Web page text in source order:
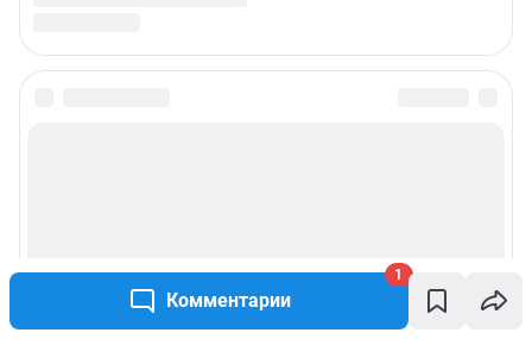
Комментарии
1